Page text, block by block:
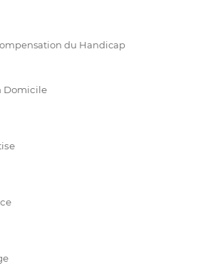
du Handicap
Domicile